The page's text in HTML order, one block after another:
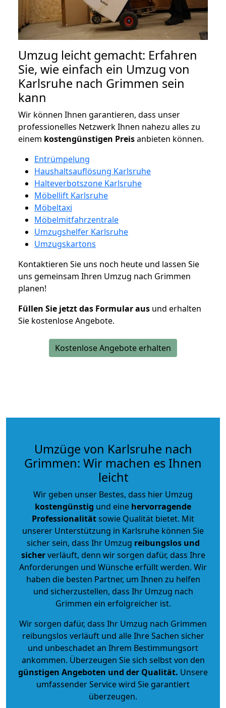
Umzug leicht gemacht: Erfahren
Sie, wie einfach ein Umzug von
Karlsruhe nach Grimmen sein
kann
Wir können Ihnen garantieren, dass unser
professionelles Netzwerk Ihnen nahezu alles zu
einem kostengünstigen Preisanbieten können.
Entrümpelung
Haushaltsauflösung Karlsruhe
Halteverbotszone Karlsruhe
Möbellift Karlsruhe
Möbeltaxi
Möbelmitfahrzentrale
Umzugshelfer Karlsruhe
Umzugskartons
Kontaktieren Sie uns noch heute und lassen Sie
uns gemeinsam Ihren Umzug nach Grimmen
planen!
Füllen Sie jetzt das Formular aus und erhalten
Sie kostenlose Angebote.
Kostenlose Angebote erhalten
Umzüge von Karlsruhe nach
Grimmen: Wir machen es Ihnen
leicht
Wir geben unser Bestes, dass hier Umzug
kostengünstig und eine hervorragende
Professionalitätsowie Qualität bietet. Mit
unserer Unterstützung in Karlsruhe können Sie
sicher sein, dass Ihr Umzug reibungslos und
sicherverläuft, denn wir sorgen dafür, dass Ihre
Anforderungen und Wünsche erfüllt werden. Wir
haben die besten Partner, um Ihnen zu helfen
und sicherzustellen, dass Ihr Umzug nach
Grimmen ein erfolgreicher ist.
Wir sorgen dafür, dass Ihr Umzug nach Grimmen
reibungslos verläuft und alle Ihre Sachen sicher
und unbeschadet an Ihrem Bestimmungsort
ankommen. Überzeugen Sie sich selbst von den
günstigen Angeboten und der Qualität. Unsere
umfassender Service wird Sie garantiert
überzeugen.